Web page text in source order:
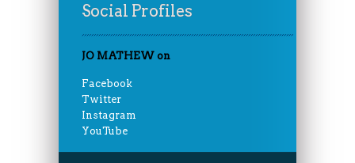
Social Profiles
JO MATHEW on
Facebook
Twitter
Instagram
YouTube